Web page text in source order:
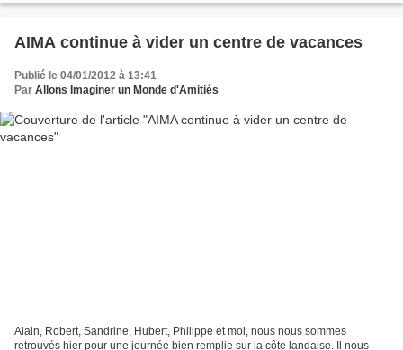
06 82 36 85 65
AIMA continue à vider un centre de vacances
Publié le 04/01/2012 à 13:41
Par Allons Imaginer un Monde d'Amitiés
Alain, Robert, Sandrine, Hubert, Philippe et moi, nous nous sommes
retrouvés hier pour une journée bien remplie sur la côte landaise. Il nous